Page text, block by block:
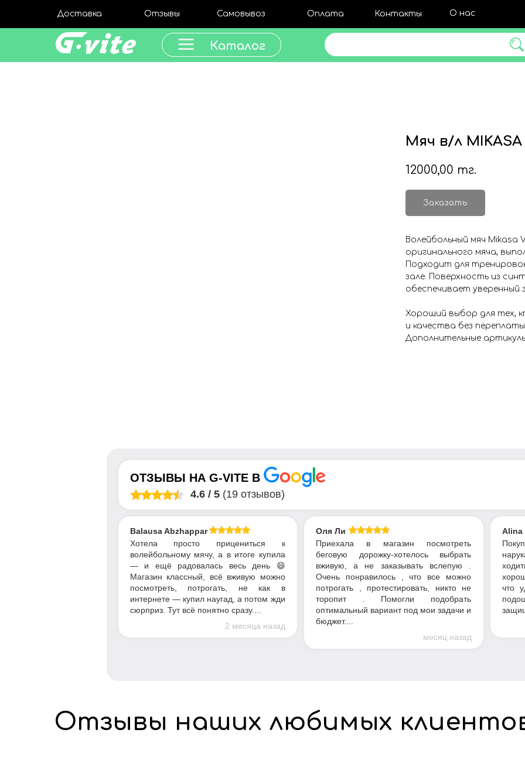
Каталог
Доставка Отзывы Оплата Контакты О нас
Самовывоз
Мяч в/л
12000,00 тг.
Заказать
Волейбольный мяч Mikasa
оригинального мяча,
Подходит для
зале. Поверхность из
обеспечивает
Хороший выбор для тех,
и качества без
Дополнительные артикулы:
ОТЗЫВЫ НА G-VITEВ
4.6/ 5 (19 отзывов)
Balausa Abzhapparova
Хотела просто прицениться к
волейбольному мячу, а в итоге купила
— и ещё радовалась весь день 😄
Магазин классный, всё вживую можно
посмотреть, потрогать, не как в
интернете — купил наугад, а потом жди
сюрприз. Тут всё понятно сразу....
2 месяца назад
Оля Ли
Приехала в магазин посмотреть
беговую дорожку-хотелось выбрать
вживую, а не заказывать вслепую .
Очень понравилось , что все можно
потрогать , протестировать, никто не
торопит . Помогли подобрать
оптимальный вариант под мои задачи и
бюджет....
месяц назад
Alina
что
Отзывы наших любимых